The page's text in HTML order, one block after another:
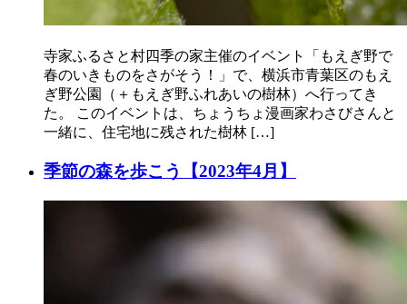
寺家ふるさと村四季の家主催のイベント「もえぎ野で
春のいきものをさがそう！」で、横浜市青葉区のもえ
ぎ野公園（＋もえぎ野ふれあいの樹林）へ行ってき
た。 このイベントは、ちょうちょ漫画家わさびさんと
一緒に、住宅地に残された樹林 […]
季節の森を歩こう【2023年4月】